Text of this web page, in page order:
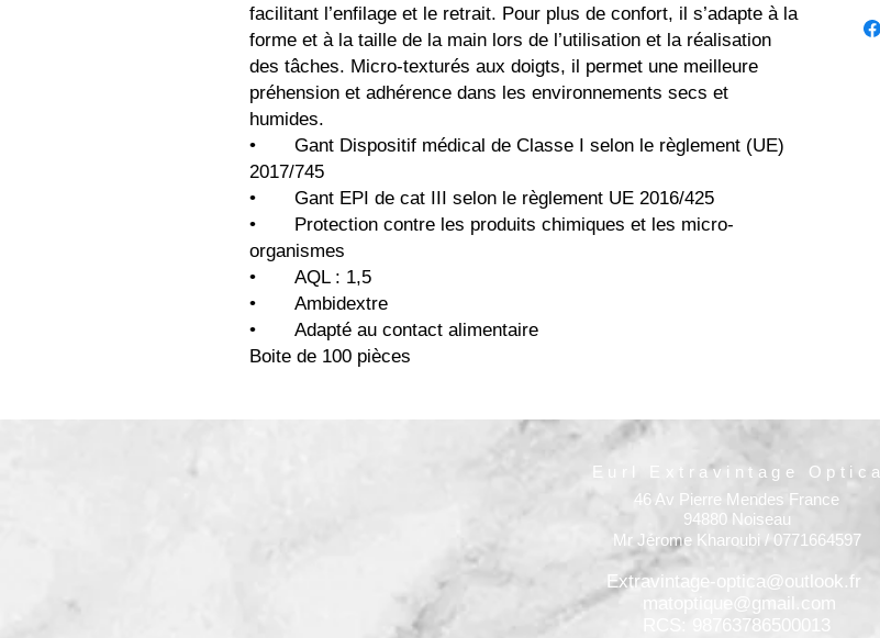
facilitant l’enfilage et le retrait. Pour plus de confort, il s’adapte à la
forme et à la taille de la main lors de l’utilisation et la réalisation
des tâches. Micro-texturés aux doigts, il permet une meilleure
préhension et adhérence dans les environnements secs et
humides.
• Gant Dispositif médical de Classe I selon le règlement (UE)
2017/745
• Gant EPI de cat III selon le règlement UE 2016/425
• Protection contre les produits chimiques et les micro-
organismes
• AQL : 1,5
• Ambidextre
• Adapté au contact alimentaire
Boite de 100 pièces
Eurl Extravintage Optica
46 Av Pierre Mendes France
94880 Noiseau
Mr Jérome Kharoubi / 0771664597
Extravintage-optica@outlook.fr
matoptique@gmail.com
RCS: 98763786500013